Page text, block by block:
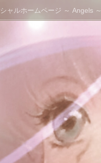
ャルホームページ ～ Angels ～